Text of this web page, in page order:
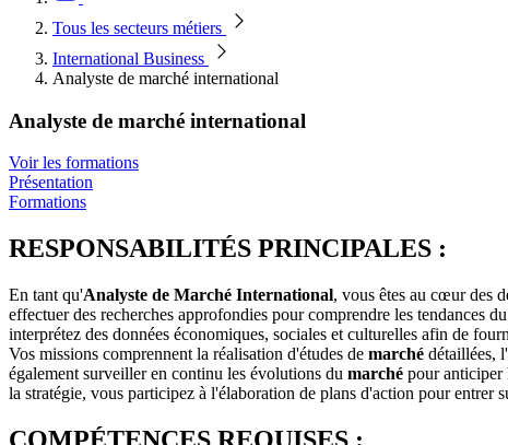
Tous les secteurs métiers
International Business
Analyste de marché international
Analyste de marché international
Voir les formations
Présentation
Formations
RESPONSABILITÉS PRINCIPALES :
En tant qu'Analyste de Marché International, vous êtes au cœur des
effectuer des recherches approfondies pour comprendre les tendances du
interprétez des données économiques, sociales et culturelles afin de
Vos missions comprennent la réalisation d'études de marché détaillées,
également surveiller en continu les évolutions du marché pour anticiper
la stratégie, vous participez à l'élaboration de plans d'action pour entrer